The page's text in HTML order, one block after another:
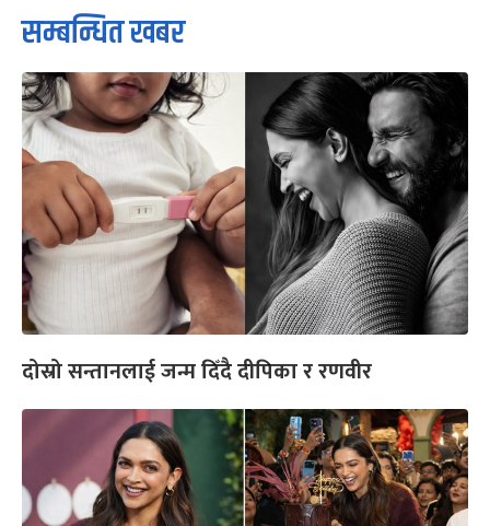
सम्बन्धित खबर
दोस्रो सन्तानलाई जन्म दिँदै दीपिका र रणवीर